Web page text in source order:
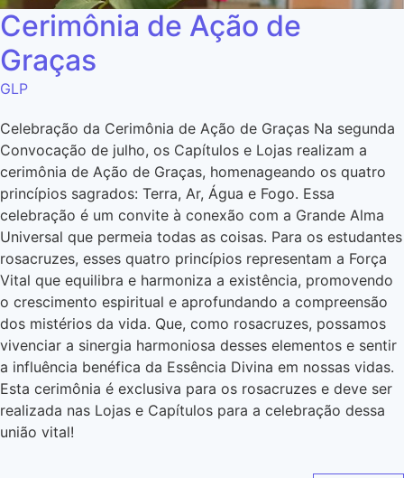
Cerimônia de Ação de
Graças
GLP
Celebração da Cerimônia de Ação de Graças Na segunda
Convocação de julho, os Capítulos e Lojas realizam a
cerimônia de Ação de Graças, homenageando os quatro
princípios sagrados: Terra, Ar, Água e Fogo. Essa
celebração é um convite à conexão com a Grande Alma
Universal que permeia todas as coisas. Para os estudantes
rosacruzes, esses quatro princípios representam a Força
Vital que equilibra e harmoniza a existência, promovendo
o crescimento espiritual e aprofundando a compreensão
dos mistérios da vida. Que, como rosacruzes, possamos
vivenciar a sinergia harmoniosa desses elementos e sentir
a influência benéfica da Essência Divina em nossas vidas.
Esta cerimônia é exclusiva para os rosacruzes e deve ser
realizada nas Lojas e Capítulos para a celebração dessa
união vital!